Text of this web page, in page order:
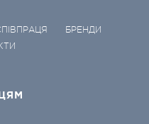
БРЕНДИ